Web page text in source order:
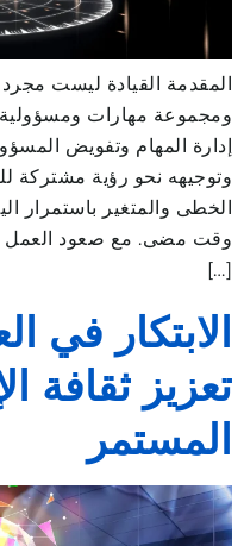
المقدمة القيادة ليست
ومجموعة مهارات
إدارة المهام وتفويض
وتوجيهه نحو رؤية مشتركة
الخطى والمتغير باستمرار
وقت مضى. مع صعود العمل
[…]
الابتكار في
تعزيز ثقافة
المستمر